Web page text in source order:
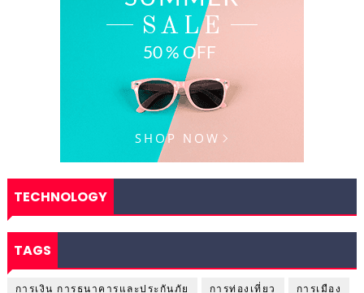
TECHNOLOGY
TAGS
การเงิน การธนาคารและประกันภัย การท่องเที่ยว
การเมือง